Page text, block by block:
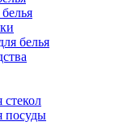
белья
стекол
посуды